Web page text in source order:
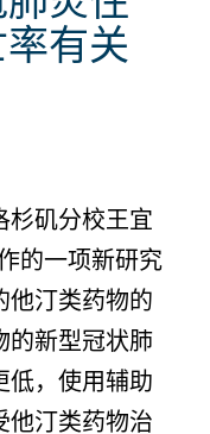
有关
杉矶分校王宜
的一项新研究
他汀类药物的
的新型冠状肺
低，使用辅助
他汀类药物治